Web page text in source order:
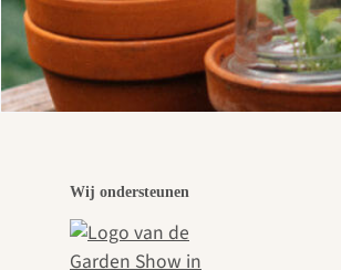
Wij ondersteunen